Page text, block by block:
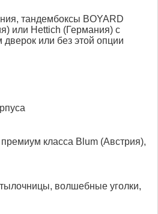
тандембоксы BOYARD
или Hettich (Германия) с
или без этой опции
класса Blum (Австрия),
волшебные уголки,